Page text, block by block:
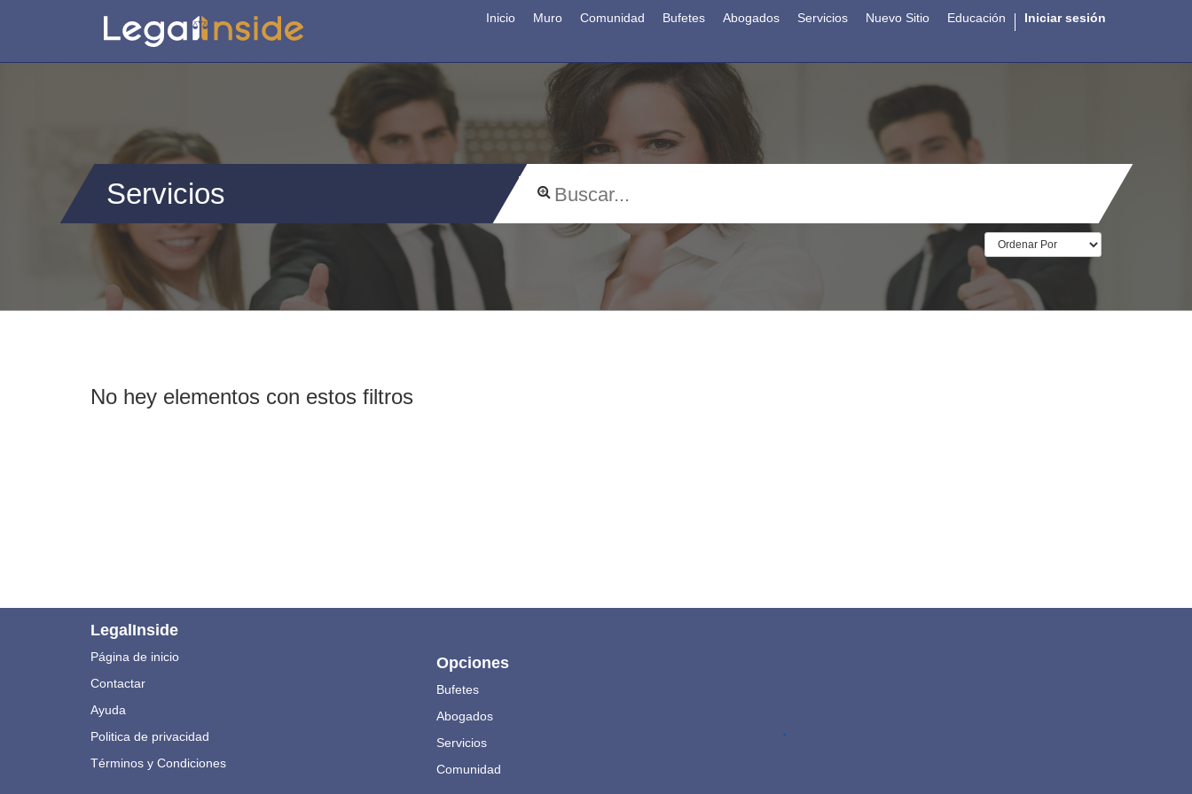
Inicio Muro Comunidad Bufetes Abogados Servicios Nuevo Sitio Educación Iniciar sesión
Servicios
No hey elementos con estos filtros
LegalInside
Página de inicio
Contactar
Ayuda
Politica de privacidad
Términos y Condiciones
Opciones
Bufetes
Abogados
Servicios
Comunidad
.